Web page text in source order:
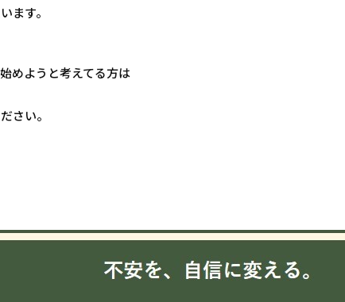
ます。
めようと考えてる方は
さい。